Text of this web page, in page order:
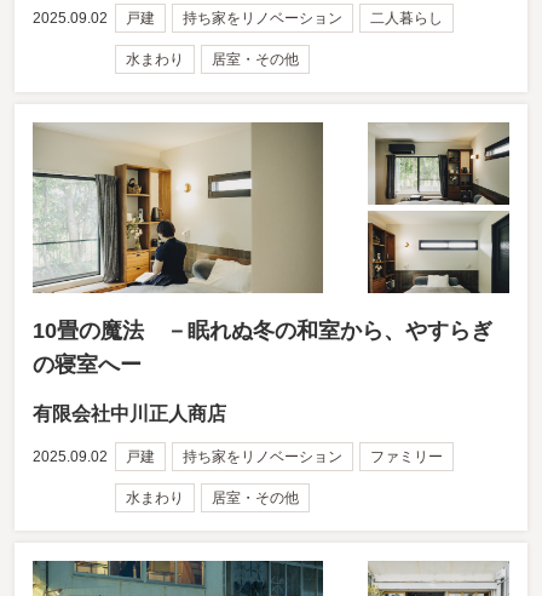
2025.09.02 戸建 持ち家をリノベーション 二人暮らし
水まわり 居室・その他
10畳の魔法 －眠れぬ冬の和室から、やすらぎ
の寝室へー
有限会社中川正人商店
2025.09.02 戸建 持ち家をリノベーション ファミリー
水まわり 居室・その他